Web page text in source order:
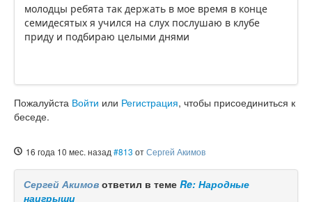
молодцы ребята так держать в мое время в конце
семидесятых я учился на слух послушаю в клубе
приду и подбираю целыми днями
Пожалуйста Войти или Регистрация, чтобы присоединиться к
беседе.
16 года 10 мес. назад #813 отСергей Акимов
Сергей Акимов ответил в теме Re: Народные
наигрыши